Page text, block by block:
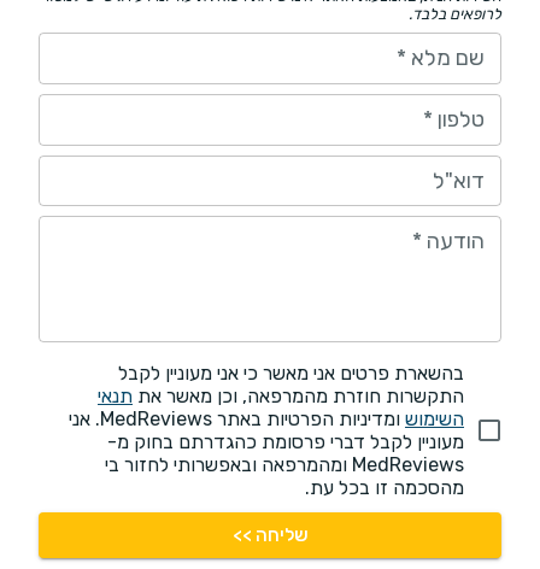
לרופאים בלבד.
שם מלא *
טלפון *
דוא"ל
הודעה *
בהשארת פרטים אני מאשר כי אני מעוניין לקבל
התקשרות חוזרת מהמרפאה, וכן מאשר את תנאי
השימוש
ומדיניות הפרטיות באתר MedReviews. אני
מעוניין לקבל דברי פרסומת כהגדרתם בחוק מ-
MedReviews ומהמרפאה ובאפשרותי לחזור בי
מהסכמה זו בכל עת.
שליחה >>